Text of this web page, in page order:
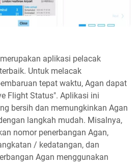
aplikasi pelacak
Untuk melacak
tepat waktu, Agan dapat
Flight Status". Aplikasi ini
bersih dan memungkinkan Agan
langkah mudah. Misalnya,
nomor penerbangan Agan,
/ kedatangan, dan
Agan menggunakan